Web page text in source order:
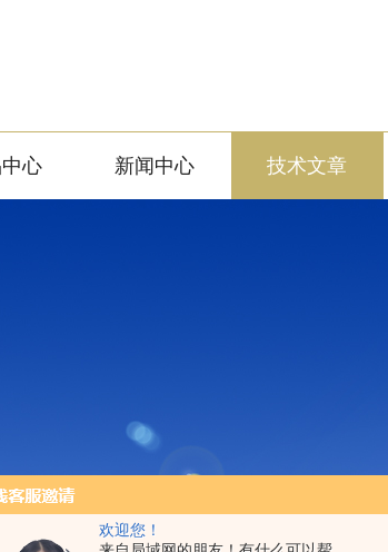
欢迎您！
心 新闻中心 技术文章